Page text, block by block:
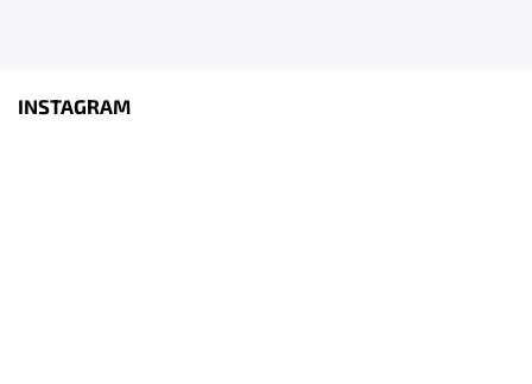
INSTAGRAM